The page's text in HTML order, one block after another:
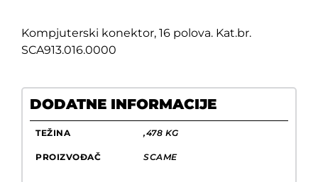
Kompjuterski konektor, 16 polova. Kat.br.
SCA913.016.0000
DODATNE INFORMACIJE
TEŽINA ,478 KG
PROIZVOĐAČ SCAME